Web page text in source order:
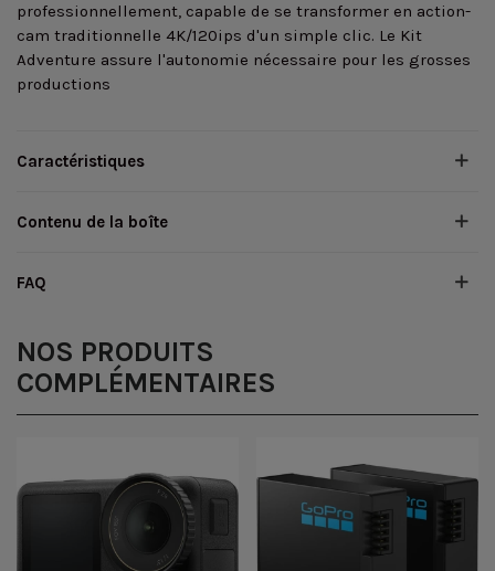
professionnellement, capable de se transformer en action-
cam traditionnelle 4K/120ips d'un simple clic. Le Kit
Adventure assure l'autonomie nécessaire pour les grosses
productions
Caractéristiques
Contenu de la boîte
FAQ
NOS PRODUITS
COMPLÉMENTAIRES